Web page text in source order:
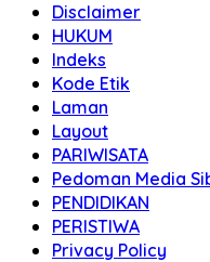
Disclaimer
HUKUM
Indeks
Kode Etik
Laman
Layout
PARIWISATA
Pedoman Media
PENDIDIKAN
PERISTIWA
Privacy Policy